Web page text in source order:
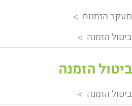
מעקב הזמנות
ביטול הזמנה
ביטול הזמנה
ביטול הזמנה